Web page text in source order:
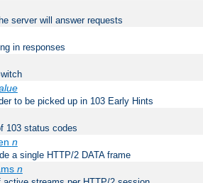
server will answer requests
in responses
to be picked up in 103 Early Hints
103 status codes
n
a single HTTP/2 DATA frame
n